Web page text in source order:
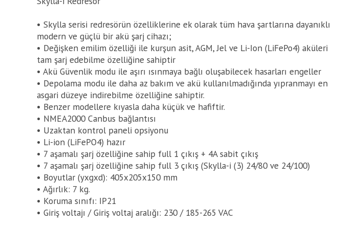
• Skylla serisi redresörün özelliklerine ek olarak tüm hava şartlarına dayanıklı
modern ve güçlü bir akü şarj cihazı;
• Değişken emilim özelliği ile kurşun asit, AGM, Jel ve Li-Ion (LiFePo4) aküleri
tam şarj edebilme özelliğine sahiptir
• Akü Güvenlik modu ile aşırı ısınmaya bağlı oluşabilecek hasarları engeller
• Depolama modu ile daha az bakım ve akü kullanılmadığında yıpranmayı en
asgari düzeye indirebilme özelliğine sahiptir.
• Benzer modellere kıyasla daha küçük ve hafiftir.
• NMEA2000 Canbus bağlantısı
• Uzaktan kontrol paneli opsiyonu
• Li-ion (LiFePO4) hazır
• 7 aşamalı şarj özelliğine sahip full 1 çıkış + 4A sabit çıkış
• 7 aşamalı şarj özelliğine sahip full 3 çıkış (Skylla-i (3) 24/80 ve 24/100)
• Boyutlar (yxgxd): 405x205x150 mm
• Ağırlık: 7 kg.
• Koruma sınıfı: IP21
• Giriş voltajı / Giriş voltaj aralığı: 230 / 185-265 VAC